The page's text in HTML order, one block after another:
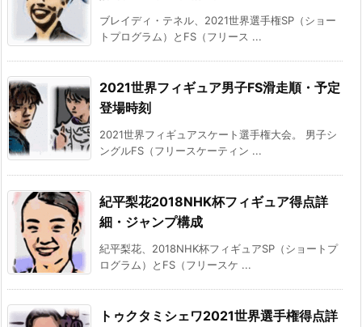
ブレイディ・テネル、2021世界選手権SP（ショー
トプログラム）とFS（フリース ...
2021世界フィギュア男子FS滑走順・予定
登場時刻
2021世界フィギュアスケート選手権大会。 男子シ
ングルFS（フリースケーティン ...
紀平梨花2018NHK杯フィギュア得点詳
細・ジャンプ構成
紀平梨花、2018NHK杯フィギュアSP（ショートプ
ログラム）とFS（フリースケ ...
トゥクタミシェワ2021世界選手権得点詳